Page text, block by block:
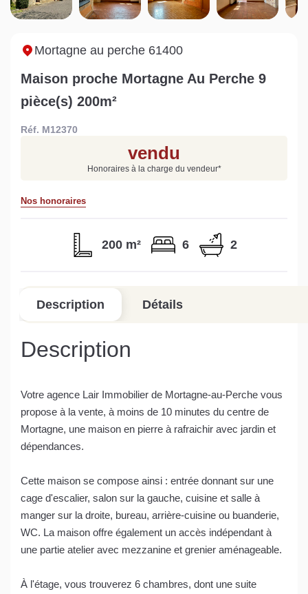
Sarthe pour booster sa
vente
quelles sont les
conséquences ?
Estimez votre bien en ligne.
en quelques clics.
Mortagne au perche 61400
Maison proche Mortagne Au Perche 9
pièce(s) 200m²
Réf. M12370
vendu
Honoraires à la charge du vendeur*
Nos honoraires
200 m² 6 2
Description Détails
Description
Votre agence Lair Immobilier de Mortagne-au-Perche vous
propose à la vente, à moins de 10 minutes du centre de
Mortagne, une maison en pierre à rafraichir avec jardin et
dépendances.
Cette maison se compose ainsi : entrée donnant sur une
cage d'escalier, salon sur la gauche, cuisine et salle à
manger sur la droite, bureau, arrière-cuisine ou buanderie,
WC. La maison offre également un accès indépendant à
une partie atelier avec mezzanine et grenier aménageable.
À l'étage, vous trouverez 6 chambres, dont une suite